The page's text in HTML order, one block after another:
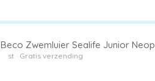
Beco Zwemluier Sealife Junior
Gratis verzending